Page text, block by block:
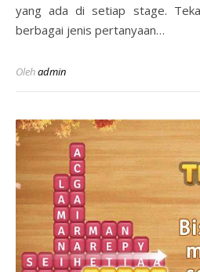
yang ada di setiap stage.
berbagai jenis pertanyaan…
Olehadmin